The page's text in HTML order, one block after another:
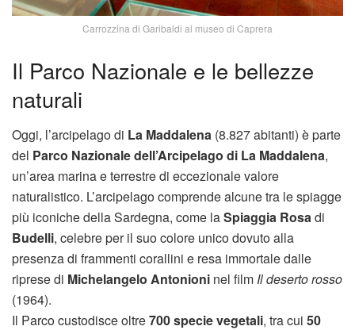
Carrozzina di Garibaldi al museo di Caprera
Il Parco Nazionale e le bellezze
naturali
Oggi, l’arcipelago di La Maddalena (8.827 abitanti) è parte
del Parco Nazionale dell’Arcipelago di La Maddalena,
un’area marina e terrestre di eccezionale valore
naturalistico. L’arcipelago comprende alcune tra le spiagge
più iconiche della Sardegna, come laSpiaggia Rosadi
Budelli, celebre per il suo colore unico dovuto alla
presenza di frammenti corallini e resa immortale dalle
riprese di Michelangelo Antonioni nel film Il deserto rosso
(1964).
Il Parco custodisce oltre700 specie vegetali, tra cui 50